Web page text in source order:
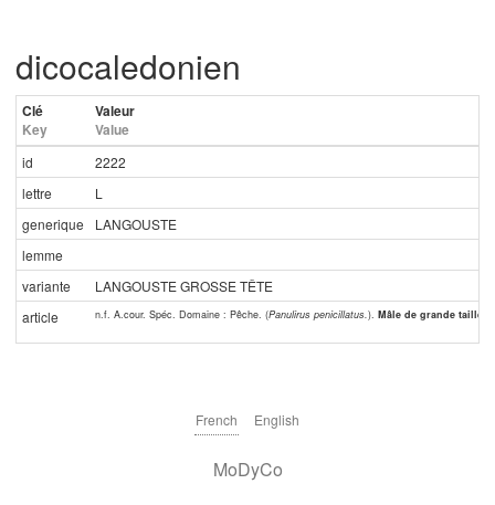
dicocaledonien
Clé
Key
Valeur
Value
id
2222
lettre
L
generique
LANGOUSTE
lemme
variante
LANGOUSTE GROSSE TÊTE
article
n.f. A.cour. Spéc. Domaine : Pêche. (Panulirus penicillatus. ). Mâle de grande taille
French English
MoDyCo